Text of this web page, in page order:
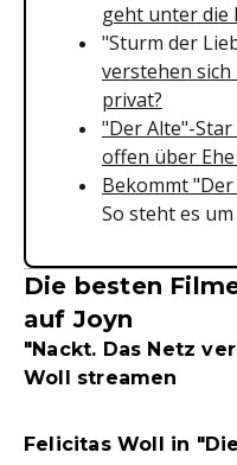
geht unter die
"Sturm der
verstehen sich
privat?
"Der Alte"-
offen über
Bekommt
So steht es
Die besten
auf Joyn
"Nackt. Das Netz
Woll streamen
Felicitas Woll in